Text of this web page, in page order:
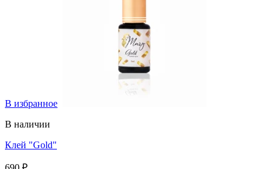
В избранное
В наличии
Клей "Gold"